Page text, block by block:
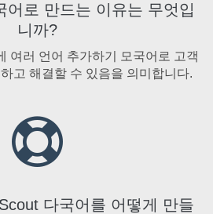
어로 만드는 이유는 무엇입
니까?
여러 언어 추가하기 모국어로 고객
고 해결할 수 있음을 의미합니다.
다국어를 어떻게 만들